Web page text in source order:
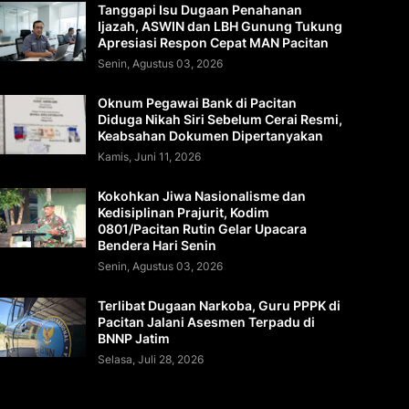
Tanggapi Isu Dugaan Penahanan
Ijazah, ASWIN dan LBH Gunung Tukung
Apresiasi Respon Cepat MAN Pacitan
Senin, Agustus 03, 2026
Oknum Pegawai Bank di Pacitan
Diduga Nikah Siri Sebelum Cerai Resmi,
Keabsahan Dokumen Dipertanyakan
Kamis, Juni 11, 2026
Kokohkan Jiwa Nasionalisme dan
Kedisiplinan Prajurit, Kodim
0801/Pacitan Rutin Gelar Upacara
Bendera Hari Senin
Senin, Agustus 03, 2026
Terlibat Dugaan Narkoba, Guru PPPK di
Pacitan Jalani Asesmen Terpadu di
BNNP Jatim
Selasa, Juli 28, 2026